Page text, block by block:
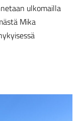
ulkomailla
Mika